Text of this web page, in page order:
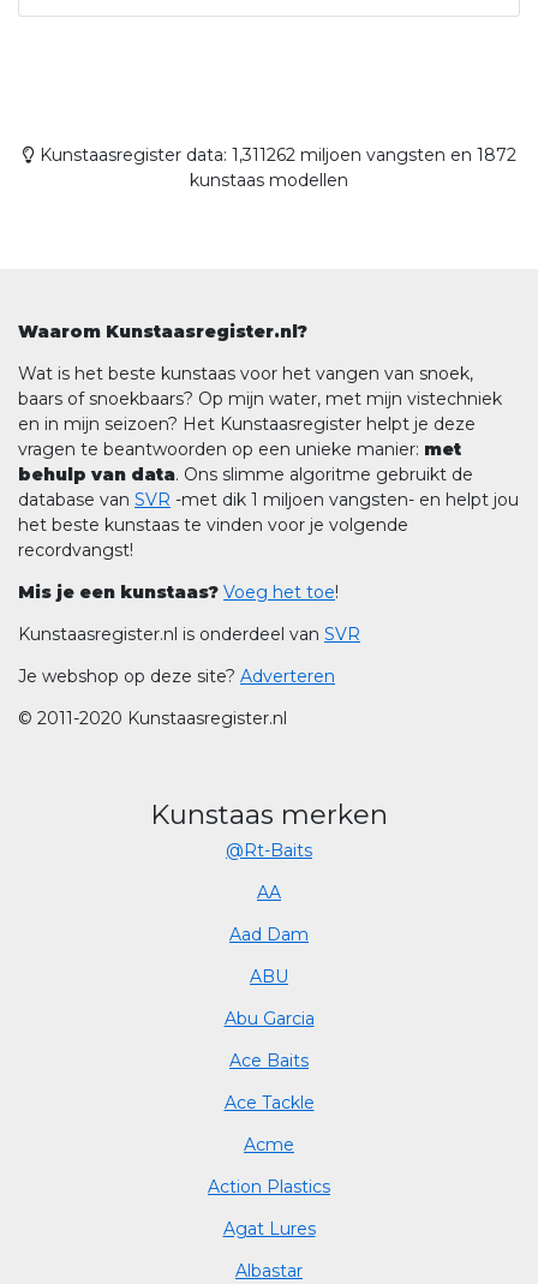
Kunstaasregister data: 1,311262 miljoen vangsten en 1872
kunstaas modellen
Waarom Kunstaasregister.nl?
Wat is het beste kunstaas voor het vangen van snoek,
baars of snoekbaars? Op mijn water, met mijn vistechniek
en in mijn seizoen? Het Kunstaasregister helpt je deze
vragen te beantwoorden op een unieke manier: met
behulp van data. Ons slimme algoritme gebruikt de
database van SVR -met dik 1 miljoen vangsten- en helpt jou
het beste kunstaas te vinden voor je volgende
recordvangst!
Mis je een kunstaas? Voeg het toe!
Kunstaasregister.nl is onderdeel van SVR
Je webshop op deze site? Adverteren
© 2011-2020 Kunstaasregister.nl
Kunstaas merken
@Rt-Baits
AA
Aad Dam
ABU
Abu Garcia
Ace Baits
Ace Tackle
Acme
Action Plastics
Agat Lures
Albastar